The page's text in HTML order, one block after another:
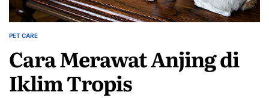
POSTED
PET CARE
Cara Merawat Anjing di
Iklim Tropis